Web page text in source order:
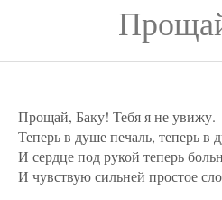
Прощай, Баку! Тебя я не увижу.
Теперь в душе печаль, теперь в
И сердце под рукой теперь
И чувствую сильней простое